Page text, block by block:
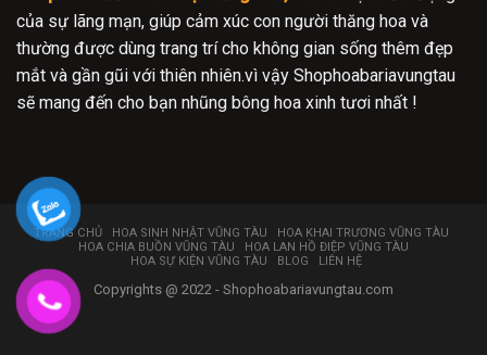
của sự lãng mạn, giúp cảm xúc con người thăng hoa và
thường được dùng trang trí cho không gian sống thêm đẹp
mắt và gần gũi với thiên nhiên.vì vậy Shophoabariavungtau
sẽ mang đến cho bạn nhũng bông hoa xinh tươi nhất !
TRANG CHỦ HOA SINH NHẬT VŨNG TÀU
HOA KHAI TRƯƠNG VŨNG TÀU
HOA CHIA BUỒN VŨNG TÀU
HOA LAN HỒ ĐIỆP VŨNG TÀU
HOA SỰ KIỆN VŨNG TÀU
BLOG LIÊN HỆ
Copyrights @ 2022 - Shophoabariavungtau.com